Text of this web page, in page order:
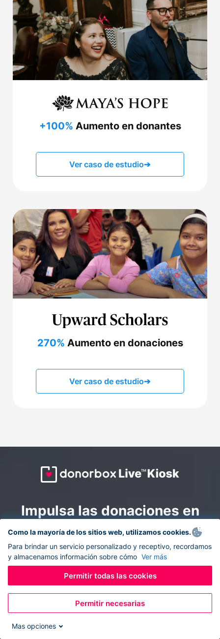
+100% Aumento en donantes
Ver caso de estudio➔
270% Aumento en donaciones
Ver caso de estudio➔
Impulsa las donaciones en
todas partes: combina la
recaudación de fondos en
línea y en el sitio con
Donorbox Live Kiosk.
Convierte tu tableta en un quiosco de donaciones y
recolecta donaciones sin efectivo durante eventos, en
Como la mayoría de los sitios web, utilizamos cookies.
Para brindar un servicio personalizado y receptivo, recordamos
y almacenamos información sobre cómo Ver más
Permitir todas las cookies
Permitir necesarias
Mas opciones